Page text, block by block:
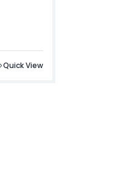
Quick View